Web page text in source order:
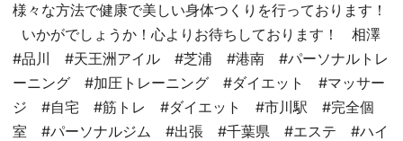
様々な方法で健康で美しい身体つくりを行っております！
いかがでしょうか！心よりお待ちしております！ 相澤
#品川 #天王洲アイル #芝浦 #港南 #パーソナルトレ
ーニング #加圧トレーニング #ダイエット #マッサー
ジ #自宅 #筋トレ #ダイエット #市川駅 #完全個
室 #パーソナルジム #出張 #千葉県 #エステ #ハイ